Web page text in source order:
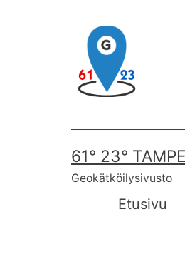
61° 23°
Geokätköilysivusto
Etusivu